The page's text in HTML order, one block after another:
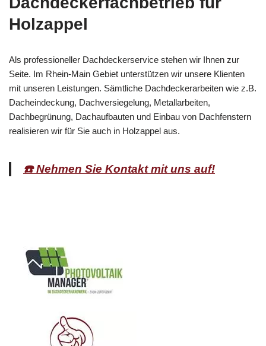
Holzappel
Als professioneller Dachdeckerservice stehen wir Ihnen zur
Seite. Im Rhein-Main Gebiet unterstützen wir unsere Klienten
mit unseren Leistungen. Sämtliche Dachdeckerarbeiten wie z.B.
Dacheindeckung, Dachversiegelung, Metallarbeiten,
Dachbegrünung, Dachaufbauten und Einbau von Dachfenstern
realisieren wir für Sie auch in Holzappel aus.
☎️ Nehmen Sie Kontakt mit uns auf!